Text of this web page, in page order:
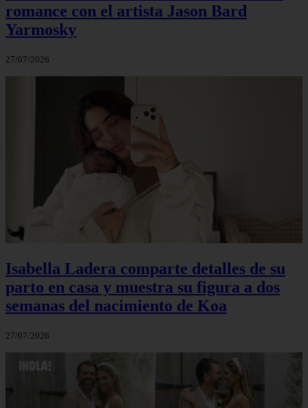
romance con el artista Jason Bard
Yarmosky
27/07/2026
Isabella Ladera comparte detalles de su
parto en casa y muestra su figura a dos
semanas del nacimiento de Koa
27/07/2026